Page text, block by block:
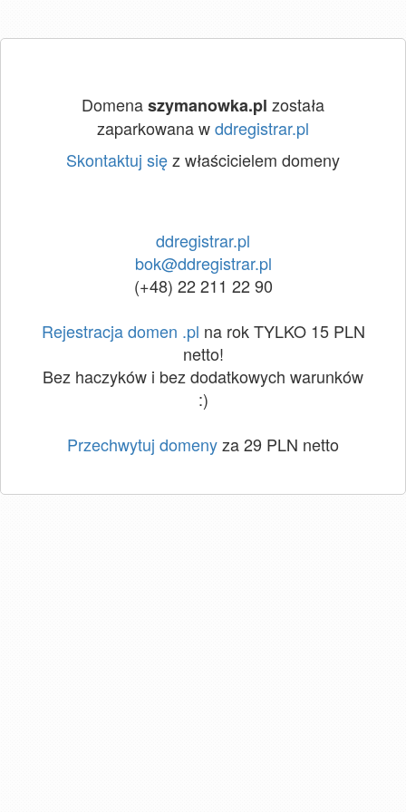
Domenaszymanowka.pl została
zaparkowana wddregistrar.pl
Skontaktuj sięz właścicielem domeny
ddregistrar.pl
bok@ddregistrar.pl
(+48) 22 211 22 90
Rejestracja domen .pl na rok TYLKO 15 PLN
netto!
Bez haczyków i bez dodatkowych warunków
:)
Przechwytuj domenyza 29 PLN netto